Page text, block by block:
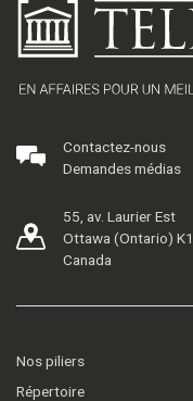
Contactez-nous
Demandes médias
55, av. Laurier Est
Ottawa (Ontario)
Canada
Nos piliers
Répertoire